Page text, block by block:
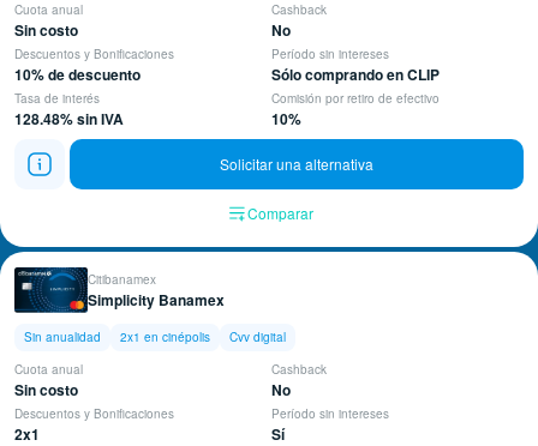
Cuota anual
Sin costo
Cashback
No
Descuentos y Bonificaciones
10% de descuento
Período sin intereses
Sólo comprando en CLIP
Tasa de interés
128.48% sin IVA
Comisión por retiro de efectivo
10%
Solicitar una alternativa
Comparar
Citibanamex
Simplicity Banamex
Sin anualidad 2x1 en cinépolis
Cvv digital
Cuota anual
Sin costo
Cashback
No
Descuentos y Bonificaciones
2x1
Período sin intereses
Sí